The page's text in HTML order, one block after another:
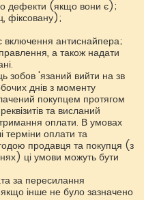
дефекти (якщо вони є);
фіксовану);
включення антиснайпера;
а також надати
зобов 'язаний вийти на зв
днів з моменту
покупцем протягом
та висланий
оплати. В умовах
терміни оплати та
продавця та покупця (з
ці умови можуть бути
за пересилання
інше не було зазначено